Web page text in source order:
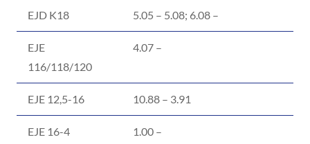
EJD K18 5.05 – 5.08; 6.08 –
EJE
116/118/120
4.07 –
EJE 12,5-16 10.88 – 3.91
EJE 16-4 1.00 –